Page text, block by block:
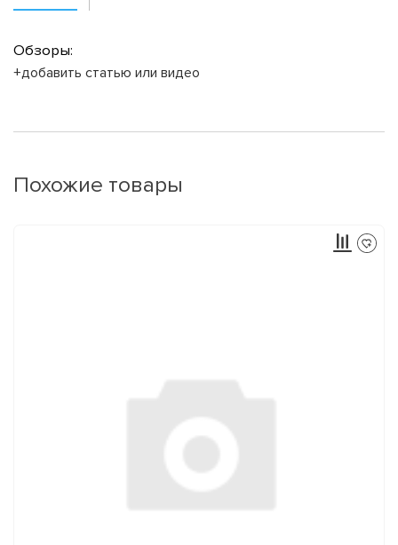
Обзоры:
+добавить статью или видео
Похожие товары